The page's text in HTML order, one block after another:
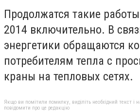
Продолжатся такие
2014 включительно. В
энергетики обращаются
потребителям тепла с
краны на тепловых сетях.
Якщо ви помітили помилку, виділіть необхідний текст і
повідомити про це редакцію